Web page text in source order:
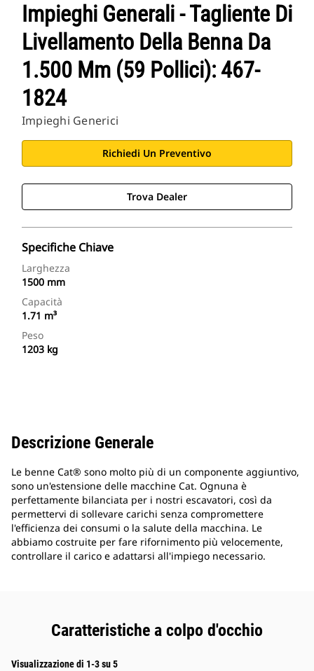
Impieghi Generali - Tagliente Di
Livellamento Della Benna Da
1.500 Mm (59 Pollici): 467-
1824
Impieghi Generici
Richiedi Un Preventivo
Trova Dealer
Specifiche Chiave
Larghezza
1500 mm
Capacità
1.71 m³
Peso
1203 kg
Descrizione Generale
Le benne Cat® sono molto più di un componente aggiuntivo,
sono un'estensione delle macchine Cat. Ognuna è
perfettamente bilanciata per i nostri escavatori, così da
permettervi di sollevare carichi senza compromettere
l'efficienza dei consumi o la salute della macchina. Le
abbiamo costruite per fare rifornimento più velocemente,
controllare il carico e adattarsi all'impiego necessario.
Caratteristiche a colpo d'occhio
Visualizzazione di 1-3 su 5